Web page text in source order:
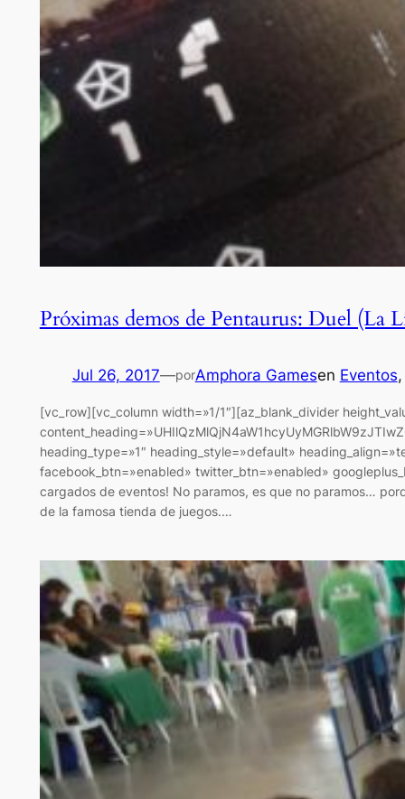
Próximas demos de Pentaurus: Duel (La
Jul 26, 2017—porAmphora Gamesen Eventos
[vc_row][vc_column width=»1/1″][az_blank_divider
heading_type=»1″ heading_style=»default»
facebook_btn=»enabled» twitter_btn=»enabled»
cargados de eventos! No paramos, es que no paramos…
de la famosa tienda de juegos.…